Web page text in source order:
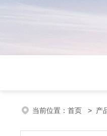
当前位置： 首页 > 产